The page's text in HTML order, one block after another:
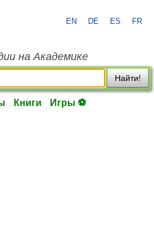
EN DE ES FR
на Академике
Найти!
Книги Игры ⚽